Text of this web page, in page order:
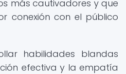
más cautivadores y que
conexión con el público
habilidades blandas
efectiva y la empatía